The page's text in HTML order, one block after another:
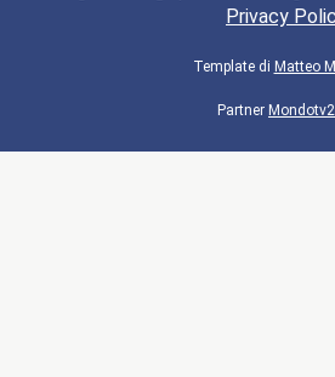
Privacy
Template di Matteo
Partner